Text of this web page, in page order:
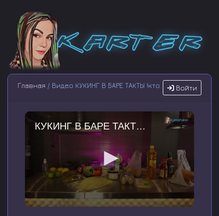
Войти
Главная / Видео КУКИНГ В БАРЕ ТАКТЫ !кто
КУКИНГ В БАРЕ ТАКТЫ !кто